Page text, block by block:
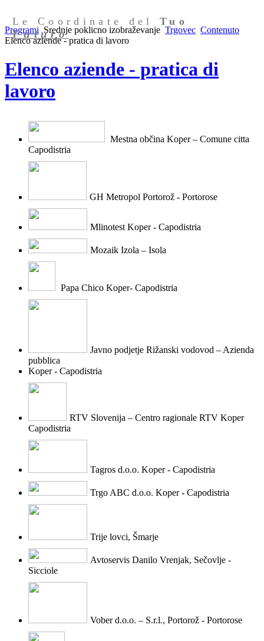
Le Coordinate delTuo
Futuro
Programi Srednje poklicno izobraževanje Trgovec Contenuto
Elenco aziende - pratica di lavoro
Elenco aziende - pratica di
lavoro
Mestna občina Koper – Comune citta
Capodistria
GH Metropol Portorož - Portorose
Mlinotest Koper - Capodistria
Mozaik Izola – Isola
Papa Chico Koper- Capodistria
Javno podjetje Rižanski vodovod – Azienda
pubblica
Koper - Capodistria
RTV Slovenija – Centro ragionale RTV Koper
Capodistria
Tagros d.o.o. Koper - Capodistria
Trgo ABC d.o.o. Koper - Capodistria
Trije lovci, Šmarje
Avtoservis Danilo Vrenjak, Sečovlje -
Sicciole
Vober d.o.o. – S.r.l., Portorož - Portorose